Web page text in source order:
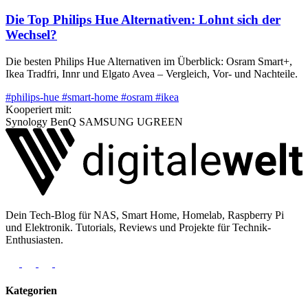
Die Top Philips Hue Alternativen: Lohnt sich der
Wechsel?
Die besten Philips Hue Alternativen im Überblick: Osram Smart+,
Ikea Tradfri, Innr und Elgato Avea – Vergleich, Vor- und Nachteile.
#philips-hue #smart-home #osram #ikea
Kooperiert mit:
Synology BenQ SAMSUNG UGREEN
Dein Tech-Blog für NAS, Smart Home, Homelab, Raspberry Pi
und Elektronik. Tutorials, Reviews und Projekte für Technik-
Enthusiasten.
Kategorien